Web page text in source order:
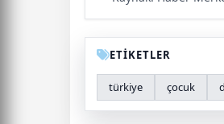
ETİKETLER
türkiye çocuk